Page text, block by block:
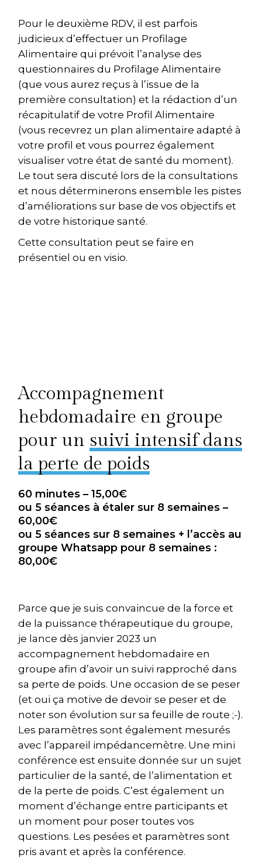
Pour le deuxième RDV, il est parfois
judicieux d’effectuer un Profilage
Alimentaire qui prévoit l’analyse des
questionnaires du Profilage Alimentaire
(que vous aurez reçus à l’issue de la
première consultation) et la rédaction d’un
récapitulatif de votre Profil Alimentaire
(vous recevrez un plan alimentaire adapté à
votre profil et vous pourrez également
visualiser votre état de santé du moment).
Le tout sera discuté lors de la consultations
et nous déterminerons ensemble les pistes
d’améliorations sur base de vos objectifs et
de votre historique santé.
Cette consultation peut se faire en
présentiel ou en visio.
Accompagnement
hebdomadaire en groupe
pour un suivi intensif dans
la perte de poids
60 minutes – 15,00€
ou 5 séances à étaler sur 8 semaines –
60,00€
ou 5 séances sur 8 semaines + l’accès au
groupe Whatsapp pour 8 semaines :
80,00€
Parce que je suis convaincue de la force et
de la puissance thérapeutique du groupe,
je lance dès janvier 2023 un
accompagnement hebdomadaire en
groupe afin d’avoir un suivi rapproché dans
sa perte de poids. Une occasion de se peser
(et oui ça motive de devoir se peser et de
noter son évolution sur sa feuille de route ;-).
Les paramètres sont également mesurés
avec l’appareil impédancemètre. Une mini
conférence est ensuite donnée sur un sujet
particulier de la santé, de l’alimentation et
de la perte de poids. C’est également un
moment d’échange entre participants et
un moment pour poser toutes vos
questions. Les pesées et paramètres sont
pris avant et après la conférence.